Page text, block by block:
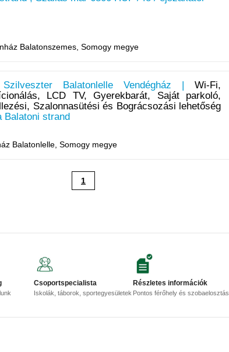
Balatonszemes, Somogy megye
Szilveszter Balatonlelle Vendégház |Wi-Fi,
LCD TV, Gyerekbarát, Saját parkoló,
Szalonnasütési és Bográcsozási lehetőség
Balatoni strand
Balatonlelle, Somogy megye
1
Csoportspecialista
Iskolák, táborok, sportegyesületek
Részletes információk
Pontos férőhely és szobaelosztás